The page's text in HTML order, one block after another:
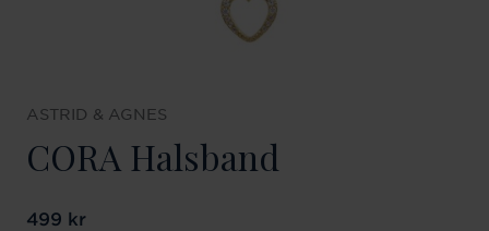
ASTRID & AGNES
CORA Halsband
Pris:499 kr
499 kr